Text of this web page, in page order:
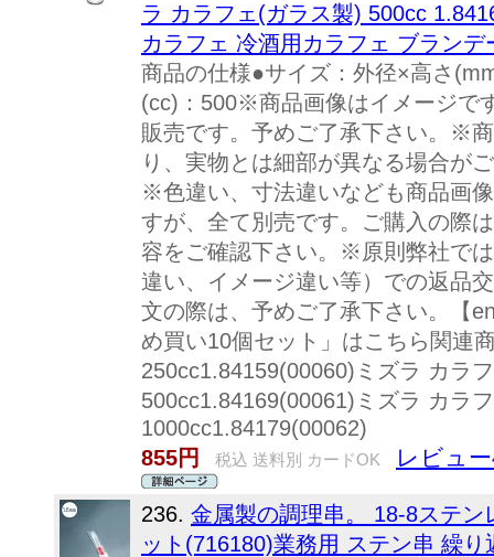
ラ カラフェ(ガラス製) 500cc
カラフェ 冷酒用カラフェ ブラン
商品の仕様●サイズ：外径×高さ
(cc)：500※商品画像はイメージで
販売です。予めご了承下さい。※
り、実物とは細部が異なる場合が
※色違い、寸法違いなども商品画
すが、全て別売です。ご購入の際
容をご確認下さい。※原則弊社で
違い、イメージ違い等）での返品
文の際は、予めご了承下さい。【
め買い10個セット」はこちら関連
250cc1.84159(00060)ミズラ カラ
500cc1.84169(00061)ミズラ カラ
1000cc1.84179(00062)
855円
税込 送料別 カードOK レビュ
236. 金属製の調理串。 18-8ステ
ット(716180)業務用 ステン串 繰